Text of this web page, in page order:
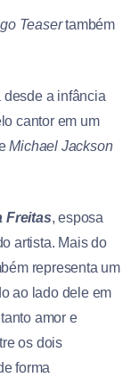
Teasertambém
desde a infância
cantor em um
Michael Jackson
Freitas, esposa
artista. Mais do
representa um
ao lado dele em
amor e
os dois
forma